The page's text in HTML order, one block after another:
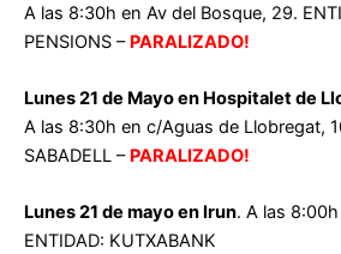
A las 8:30h en Av del Bosque, 29.
PENSIONS – PARALIZADO!
Lunes 21 de Mayo en Hospitalet de
A las 8:30h en c/Aguas de Llobregat,
SABADELL – PARALIZADO!
Lunes 21 de mayo en Irun. A las
ENTIDAD: KUTXABANK